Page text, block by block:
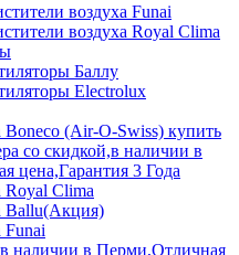
воздуха Funai
воздуха Royal Clima
Баллу
Electrolux
(Air-O-Swiss) купить
со скидкой,в наличии в
цена,Гарантия 3 Года
Clima
Ballu(Акция)
наличии в Перми,Отличная